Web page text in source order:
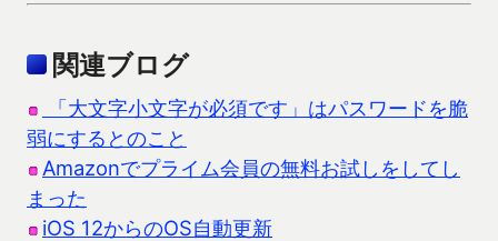
関連ブログ
「大文字小文字が必須です」はパスワードを脆
弱にするとのこと
Amazonでプライム会員の無料お試しをしてし
まった
iOS 12からのOS自動更新